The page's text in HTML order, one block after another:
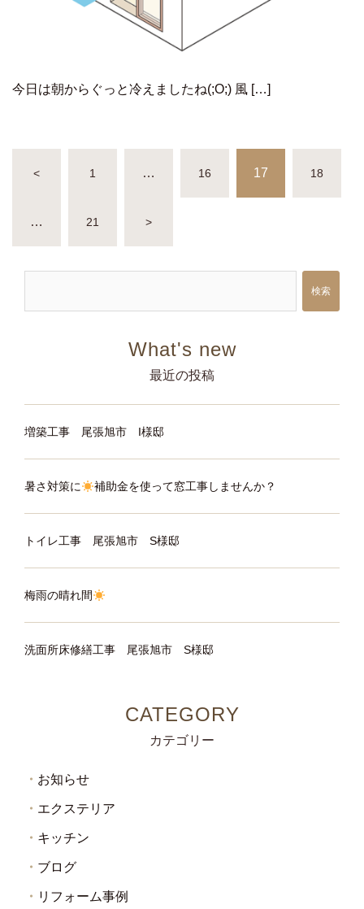
今日は朝からぐっと冷えましたね(;O;) 風 […]
ビ
ゲ
< 1 … 16 17 18
… 21 >
検索
最近の投稿
増築工事 尾張旭市 I様邸
暑さ対策に 補助金を使って窓工事しませんか？
トイレ工事 尾張旭市 S様邸
梅雨の晴れ間
洗面所床修繕工事 尾張旭市 S様邸
カテゴリー
お知らせ
エクステリア
キッチン
ブログ
リフォーム事例